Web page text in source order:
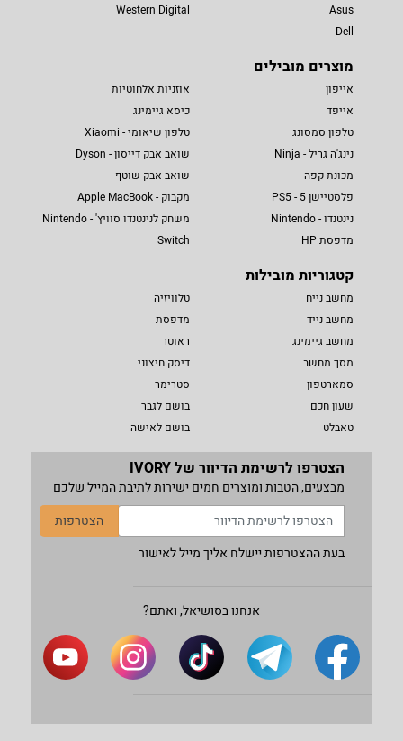
Asus
Dell
Western Digital
מוצרים מובילים
אייפון
אייפד
טלפון סמסונג
נינג'ה גריל - Ninja
מכונת קפה
פלסטיישן 5 - PS5
נינטנדו - Nintendo
מדפסת HP
אוזניות אלחוטיות
כיסא גיימינג
טלפון שיאומי - Xiaomi
שואב אבק דייסון - Dyson
שואב אבק שוטף
מקבוק - Apple MacBook
משחק לנינטנדו סוויץ' - Nintendo
Switch
קטגוריות מובילות
מחשב נייח
מחשב נייד
מחשב גיימינג
מסך מחשב
סמארטפון
שעון חכם
טאבלט
טלוויזיה
מדפסת
ראוטר
דיסק חיצוני
סטרימר
בושם לגבר
בושם לאישה
הצטרפו לרשימת הדיוור של IVORY
מבצעים, הטבות ומוצרים חמים ישירות לתיבת המייל שלכם
הצטרפות
בעת ההצטרפות יישלח אליך מייל לאישור
אנחנו בסושיאל, ואתם?